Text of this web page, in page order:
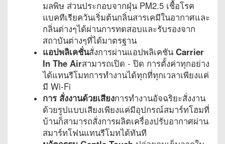
มลพิษ ส่วนประกอบจากฝุ่น PM2.5 เชื้อโรค
แบคทีเรียควันเริ่มต้นกลิ่นสารเคมีในอากาศและ
กลิ่นต่างๆได้ผ่านการทดสอบและรับรองจาก
สถาบันต่างๆที่ได้มาตรฐาน
แอปพลิเคชั่นสั่งการผ่านแอปพลิเคชัน Carrier
In The Airสามารถเปิด - ปิด การตั้งค่าทุกอย่าง
ได้แทนรีโมทการทำงานได้ทุกที่ทุกเวลาเพียงแค่
มี Wi-Fi
การ สั่งงานด้วยเสียงการทำงานอัจฉริยะสั่งงาน
ด้วยรูปแบบเสียงเพียงแค่มีอุปกรณ์สมาร์ทโฮมที่
บ้านก็สามารถสั่งการผลิตเครื่องปรับอากาศผ่าน
สมาร์ทโฟนแทนรีโมทได้ทันที